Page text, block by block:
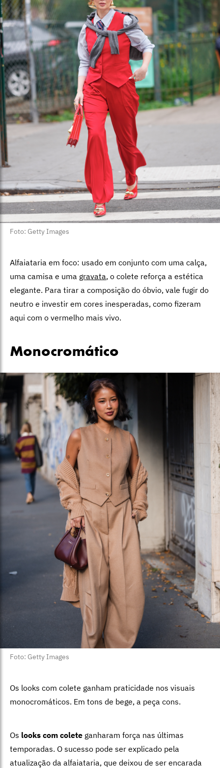
Foto: Getty Images
Alfaiataria em foco: usado em conjunto com uma calça,
uma camisa e uma gravata, o colete reforça a estética
elegante. Para tirar a composição do óbvio, vale fugir do
neutro e investir em cores inesperadas, como fizeram
aqui com o vermelho mais vivo.
Monocromático
Foto: Getty Images
Os looks com colete ganham praticidade nos visuais
monocromáticos. Em tons de bege, a peça cons.
Os looks com colete ganharam força nas últimas
temporadas. O sucesso pode ser explicado pela
atualização da alfaiataria, que deixou de ser encarada